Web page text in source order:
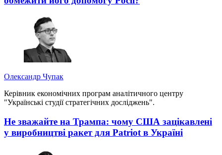
Олександр Чупак
Керівник економічних програм аналітичного центру
"Українські студії стратегічних досліджень".
Не зважайте на Трампа: чому США зацікавлені
у виробництві ракет для Patriot в Україні